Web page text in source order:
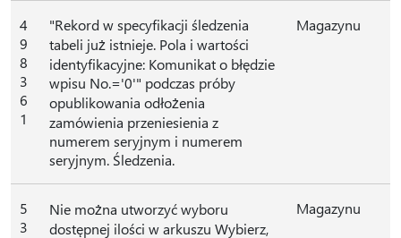
4
9
8
3
6
1
"Rekord w specyfikacji śledzenia
tabeli już istnieje. Pola i wartości
identyfikacyjne: Komunikat o błędzie
wpisu No.='0'" podczas próby
opublikowania odłożenia
zamówienia przeniesienia z
numerem seryjnym i numerem
seryjnym. Śledzenia.
Magazynu
5
3
Nie można utworzyć wyboru
dostępnej ilości w arkuszu Wybierz,
Magazynu